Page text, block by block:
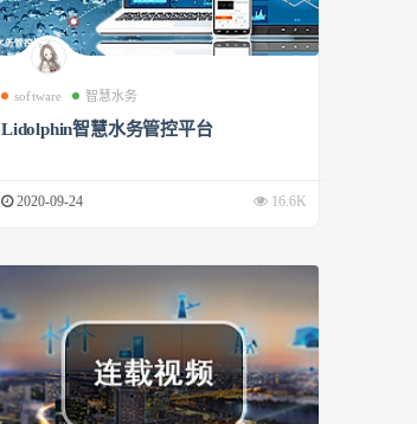
software 智慧水务
Lidolphin智慧水务管控平台
2020-09-24 16.6K